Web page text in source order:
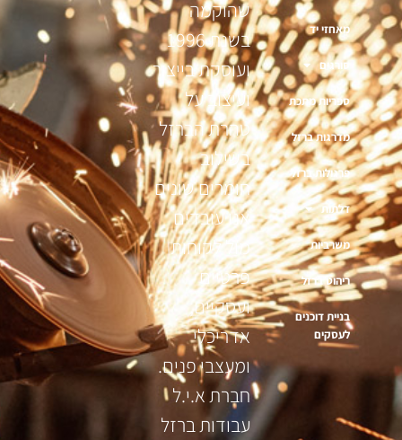
מאחזי יד
סורגים
ספריות מתכת
מדרגות ברזל
פרגולות ברזל
דלתות
משרביות
ריהוט ברזל
בניית דוכנים
לעסקים
שהוקמה
בשנת 1996
ועוסקת בייצור
ועיצוב על
טהרת הברזל
בשילוב
חומרים שונים
אנו עובדים
מול לקוחות
פרטיים
ועסקיים,
אדריכלי
ומעצבי פנים.
חברת א.י.ל
עבודות ברזל